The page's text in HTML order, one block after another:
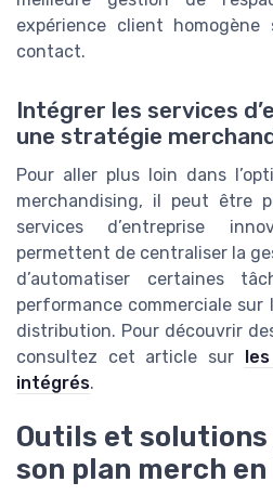
expérience client
contact.
Intégrer les services
une stratégie
Pour aller plus loin dans
merchandising, il peut être
services d’entreprise
permettent de centraliser la
d’automatiser certaines
performance commerciale sur
distribution. Pour découvrir
consultez cet article sur
intégrés.
Outils et
son plan merch